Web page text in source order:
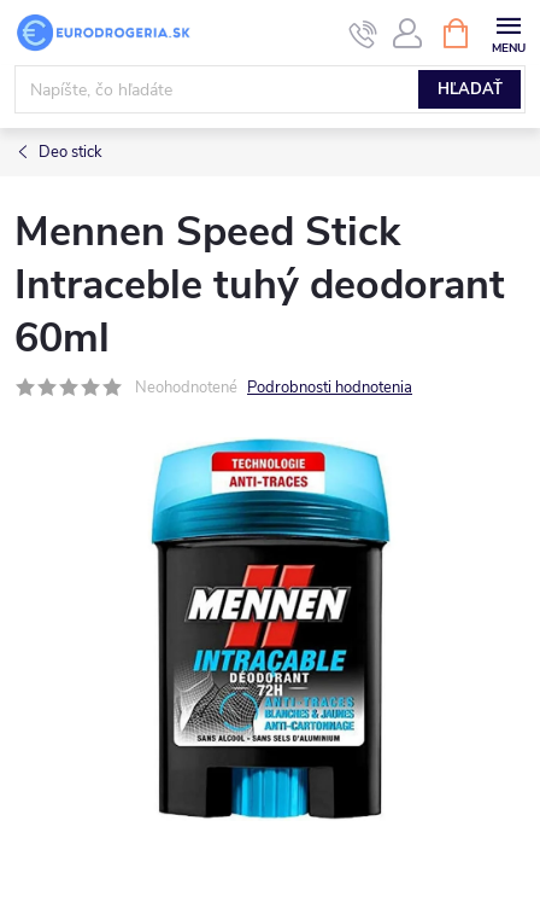
Prejsť
obsah
HĽADAŤ
KOŠÍK
Deo stick
Mennen Speed Stick
Intraceble tuhý deodorant
60ml
Neohodnotené Podrobnosti hodnotenia